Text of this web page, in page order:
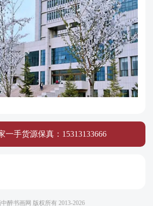
一手货源保真：15313133666
中醉书画网 版权所有 2013-2026